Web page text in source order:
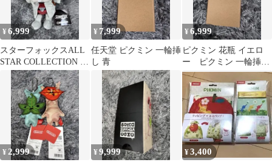
¥6,999
スターフォックスALL
STAR COLLECTION ペ
ッピー・ヘア (S)
¥ 7,999
任天堂 ピクミン 一輪挿
し 青
¥6,999
ピクミン 花瓶 イエロ
ー ピクミン 一輪挿し
黄 PIKMIN
¥ 2,999 ¥9,999 ¥3,400